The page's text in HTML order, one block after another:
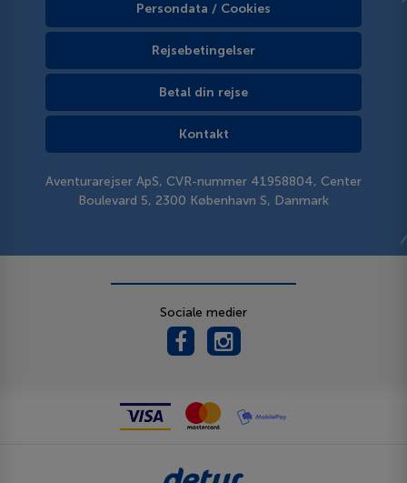
Persondata / Cookies
Rejsebetingelser
Betal din rejse
Kontakt
Aventurarejser ApS, CVR-nummer 41958804, Center
Boulevard 5, 2300 København S, Danmark
Sociale medier